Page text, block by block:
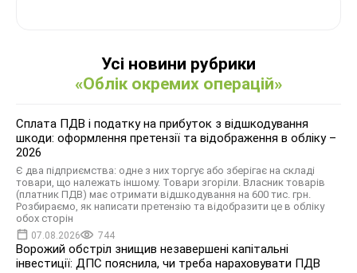
Усі новини рубрики
«Облік окремих операцій»
Сплата ПДВ і податку на прибуток з відшкодування
шкоди: оформлення претензії та відображення в обліку –
2026
Є два підприємства: одне з них торгує або зберігає на складі
товари, що належать іншому. Товари згоріли. Власник товарів
(платник ПДВ) має отримати відшкодування на 600 тис. грн.
Розбираємо, як написати претензію та відобразити це в обліку
обох сторін
07.08.2026 744
Ворожий обстріл знищив незавершені капітальні
інвестиції: ДПС пояснила, чи треба нараховувати ПДВ